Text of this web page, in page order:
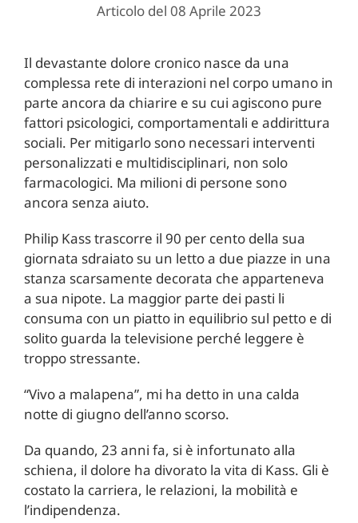
Articolo del 08 Aprile 2023
Il devastante dolore cronico nasce da una
complessa rete di interazioni nel corpo umano in
parte ancora da chiarire e su cui agiscono pure
fattori psicologici, comportamentali e addirittura
sociali. Per mitigarlo sono necessari interventi
personalizzati e multidisciplinari, non solo
farmacologici. Ma milioni di persone sono
ancora senza aiuto.
Philip Kass trascorre il 90 per cento della sua
giornata sdraiato su un letto a due piazze in una
stanza scarsamente decorata che apparteneva
a sua nipote. La maggior parte dei pasti li
consuma con un piatto in equilibrio sul petto e di
solito guarda la televisione perché leggere è
troppo stressante.
“Vivo a malapena”, mi ha detto in una calda
notte di giugno dell’anno scorso.
Da quando, 23 anni fa, si è infortunato alla
schiena, il dolore ha divorato la vita di Kass. Gli è
costato la carriera, le relazioni, la mobilità e
l’indipendenza.